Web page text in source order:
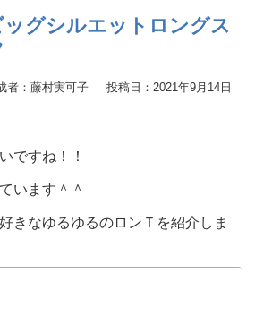
グシルエットロングス
者：藤村実可子 投稿日：2021年9月14日
ですね！！
います＾＾
きなゆるゆるのロンＴを紹介しま